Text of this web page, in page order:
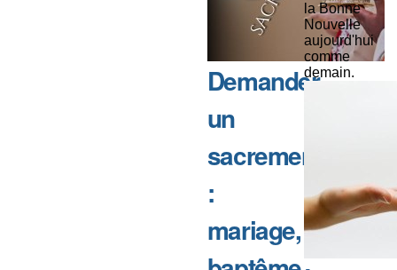
Demander
un
sacrement
:
mariage,
la Bonne
Nouvelle
aujourd'hui
comme
demain.